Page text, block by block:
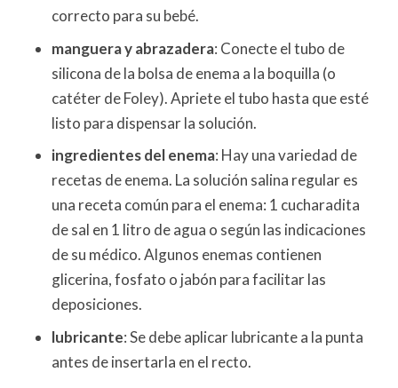
correcto para su bebé.
manguera y abrazadera: Conecte el tubo de
silicona de la bolsa de enema a la boquilla (o
catéter de Foley). Apriete el tubo hasta que esté
listo para dispensar la solución.
ingredientes del enema: Hay una variedad de
recetas de enema. La solución salina regular es
una receta común para el enema: 1 cucharadita
de sal en 1 litro de agua o según las indicaciones
de su médico. Algunos enemas contienen
glicerina, fosfato o jabón para facilitar las
deposiciones.
lubricante: Se debe aplicar lubricante a la punta
antes de insertarla en el recto.